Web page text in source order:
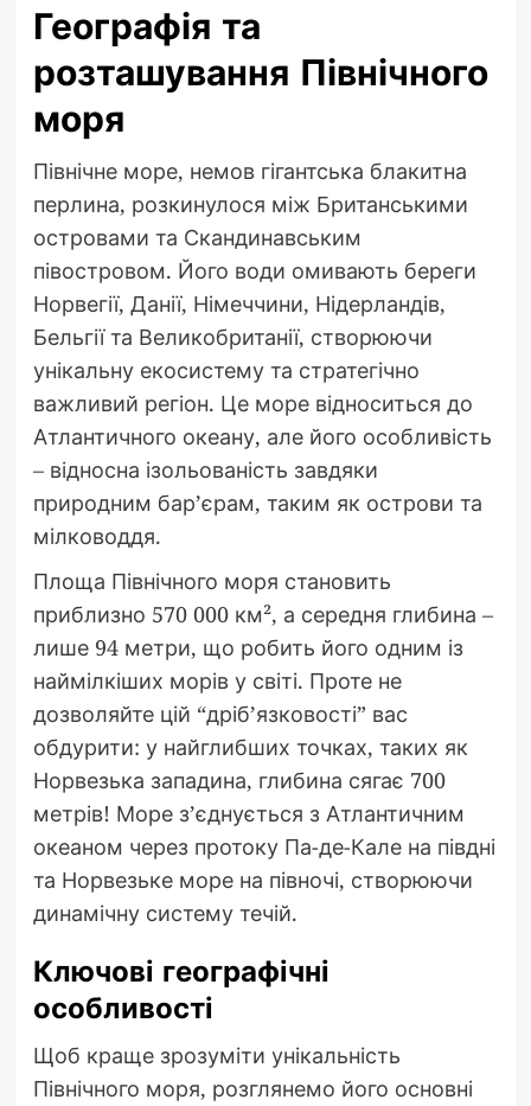
Географія та
розташування Північного
моря
Північне море, немов гігантська блакитна
перлина, розкинулося між Британськими
островами та Скандинавським
півостровом. Його води омивають береги
Норвегії, Данії, Німеччини, Нідерландів,
Бельгії та Великобританії, створюючи
унікальну екосистему та стратегічно
важливий регіон. Це море відноситься до
Атлантичного океану, але його особливість
– відносна ізольованість завдяки
природним бар’єрам, таким як острови та
мілководдя.
Площа Північного моря становить
приблизно 570 000 км², а середня глибина –
лише 94 метри, що робить його одним із
наймілкіших морів у світі. Проте не
дозволяйте цій “дріб’язковості” вас
обдурити: у найглибших точках, таких як
Норвезька западина, глибина сягає 700
метрів! Море з’єднується з Атлантичним
океаном через протоку Па-де-Кале на півдні
та Норвезьке море на півночі, створюючи
динамічну систему течій.
Ключові географічні
особливості
Щоб краще зрозуміти унікальність
Північного моря, розглянемо його основні